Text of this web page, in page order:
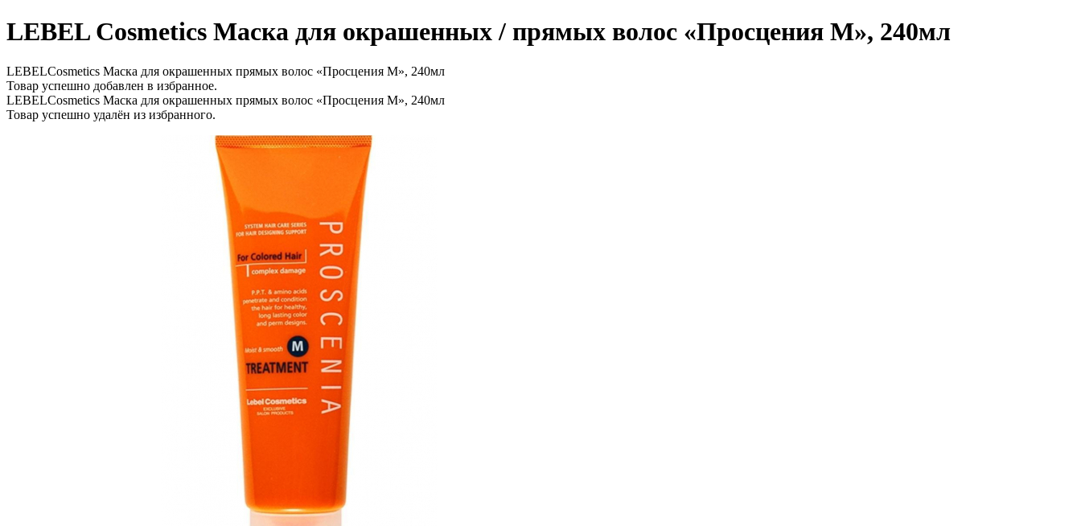
LEBEL Cosmetics Маска для окрашенных / прямых волос «Просцения М», 240мл
LEBELCosmetics Маска для окрашенных прямых волос «Просцения М», 240мл
Товар успешно добавлен в избранное.
LEBELCosmetics Маска для окрашенных прямых волос «Просцения М», 240мл
Товар успешно удалён из избранного.